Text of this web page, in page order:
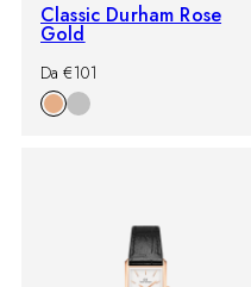
Classic Durham Rose
Gold
-
%
Prezzo
di
listino
Da €101